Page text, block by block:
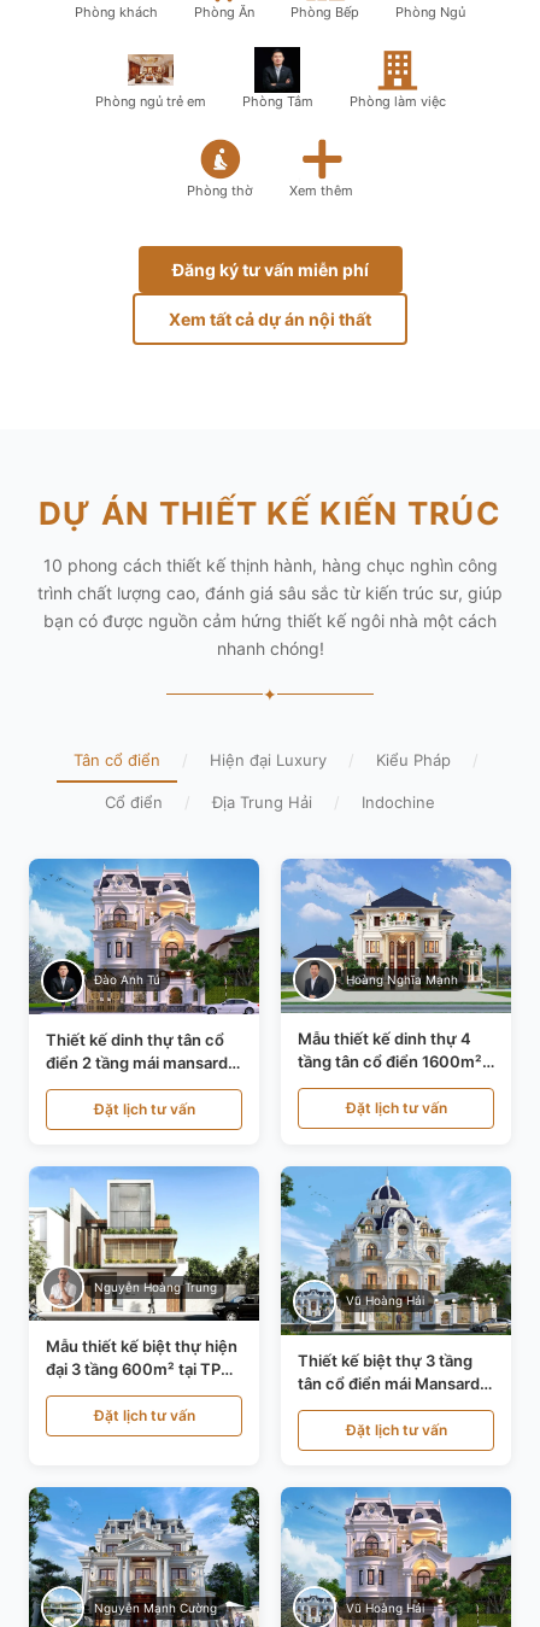
Phòng khách Phòng Ăn Phòng Bếp Phòng Ngủ
Phòng ngủ trẻ em Phòng Tắm Phòng làm việc
Phòng thờ Xem thêm
Đăng ký tư vấn miễn phí
Xem tất cả dự án nội thất
DỰ ÁN THIẾT KẾ KIẾN TRÚC
10 phong cách thiết kế thịnh hành, hàng chục nghìn công
trình chất lượng cao, đánh giá sâu sắc từ kiến trúc sư, giúp
bạn có được nguồn cảm hứng thiết kế ngôi nhà một cách
nhanh chóng!
✦
Tân cổ điển / Hiện đại Luxury / Kiểu Pháp /
Cổ điển / Địa Trung Hải / Indochine
Đào Anh Tú
Thiết kế dinh thự tân cổ
điển 2 tầng mái mansard
tại Bắc Ninh KT20084
Đặt lịch tư vấn
Hoàng Nghĩa Mạnh
Mẫu thiết kế dinh thự 4
tầng tân cổ điển 1600m²
tại Thanh Hóa KT20071
Đặt lịch tư vấn
Nguyễn Hoàng Trung
Mẫu thiết kế biệt thự hiện
đại 3 tầng 600m² tại TP
Hồ Chí Minh KT24602
Đặt lịch tư vấn
Vũ Hoàng Hải
Thiết kế biệt thự 3 tầng
tân cổ điển mái Mansard
tại Thanh Hóa KT23104
Đặt lịch tư vấn
Nguyễn Mạnh Cường Vũ Hoàng Hải